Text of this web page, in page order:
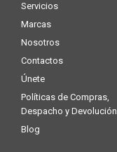
Servicios
Marcas
Nosotros
Contactos
Únete
Políticas de Compras,
Despacho y Devolución
Blog